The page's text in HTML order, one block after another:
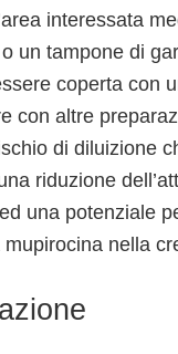
interessata
un tampone di
coperta con
con altre
di diluizione
riduzione
una potenziale
nella